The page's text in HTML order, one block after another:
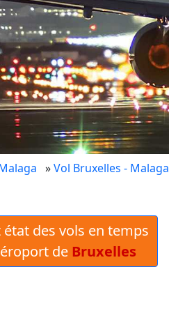
»Vol Bruxelles - Malaga
des vols en temps
de Bruxelles